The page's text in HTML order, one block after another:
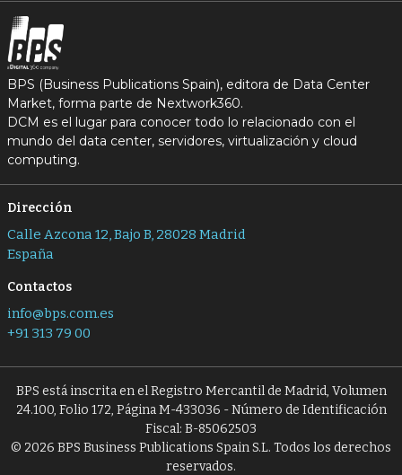
BPS (Business Publications Spain), editora de Data Center
Market, forma parte de Nextwork360.
DCM es el lugar para conocer todo lo relacionado con el
mundo del data center, servidores, virtualización y cloud
computing.
Dirección
Calle Azcona 12, Bajo B, 28028 Madrid
España
Contactos
info@bps.com.es
+91 313 79 00
BPS está inscrita en el Registro Mercantil de Madrid, Volumen
24.100, Folio 172, Página M-433036 - Número de Identificación
Fiscal: B-85062503
© 2026 BPS Business Publications Spain S.L. Todos los derechos
reservados.